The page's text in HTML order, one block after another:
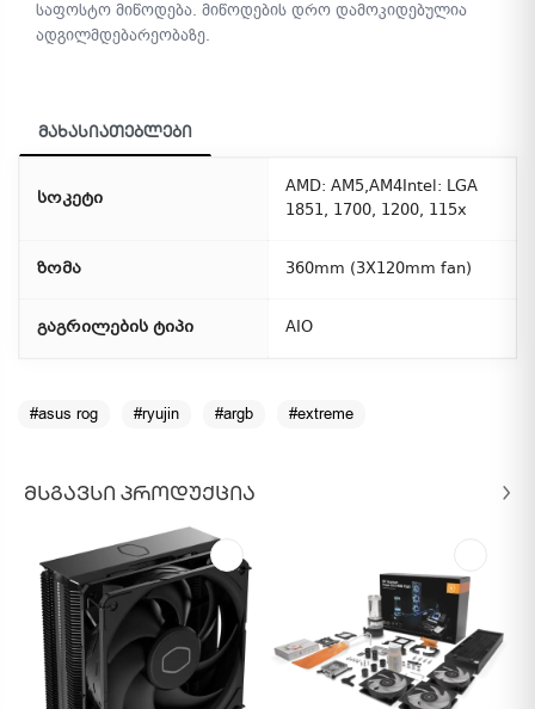
საფოსტო მიწოდება. მიწოდების დრო დამოკიდებულია
ადგილმდებარეობაზე.
მახასიათებლები
სოკეტი
AMD: AM5,AM4Intel: LGA
1851, 1700, 1200, 115x
ზომა 360mm (3X120mm fan)
გაგრილების ტიპი AIO
#asus rog #ryujin #argb #extreme
ᲛᲡᲒᲐᲕᲡᲘ ᲞᲠᲝᲓᲣᲥᲪᲘᲐ